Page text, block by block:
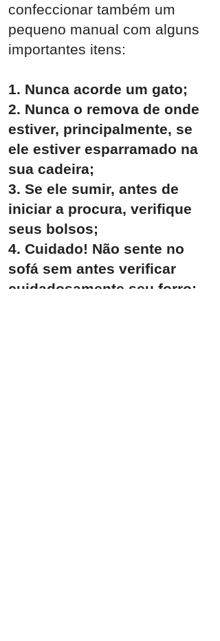
confeccionar também um
pequeno manual com alguns
importantes itens:
1. Nunca acorde um gato;
2. Nunca o remova de onde
estiver, principalmente, se
ele estiver esparramado na
sua cadeira;
3. Se ele sumir, antes de
iniciar a procura, verifique
seus bolsos;
4. Cuidado! Não sente no
sofá sem antes verificar
cuidadosamente seu forro;